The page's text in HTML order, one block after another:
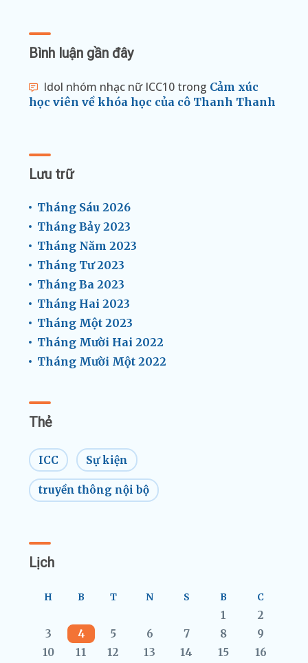
Bình luận gần đây
Idol nhóm nhạc nữ ICC10 trong Cảm xúc
học viên về khóa học của cô Thanh Thanh
Lưu trữ
Tháng Sáu 2026
Tháng Bảy 2023
Tháng Năm 2023
Tháng Tư 2023
Tháng Ba 2023
Tháng Hai 2023
Tháng Một 2023
Tháng Mười Hai 2022
Tháng Mười Một 2022
Thẻ
ICC Sự kiện
truyền thông nội bộ
Lịch
H B T N S B C
1
2
3
4 5 6 7 8
9
10
11 12 13 14 15
16